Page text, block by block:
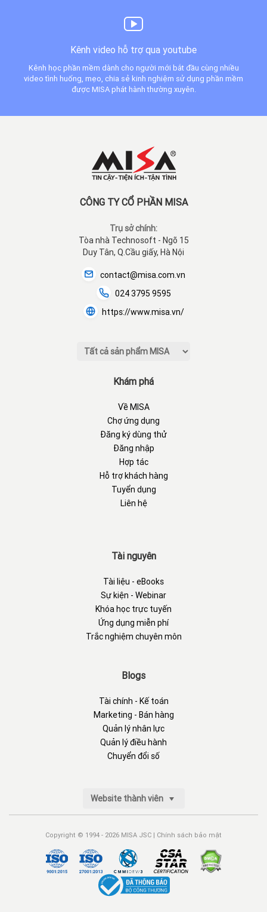
Kênh video hỗ trợ qua youtube
Kênh học phần mềm dành cho người mới bắt đầu cùng nhiều
video tình huống, mẹo, chia sẻ kinh nghiệm sử dụng phần mềm
được MISA phát hành thường xuyên.
CÔNG TY CỔ PHẦN MISA
Trụ sở chính:
Tòa nhà Technosoft - Ngõ 15
Duy Tân, Q.Cầu giấy, Hà Nội
contact@misa.com.vn
024 3795 9595
https://www.misa.vn/
Khám phá
Về MISA
Chợ ứng dụng
Đăng ký dùng thử
Đăng nhập
Hợp tác
Hỗ trợ khách hàng
Tuyển dụng
Liên hệ
Tài nguyên
Tài liệu - eBooks
Sự kiện - Webinar
Khóa học trực tuyến
Ứng dụng miễn phí
Trắc nghiệm chuyên môn
Blogs
Tài chính - Kế toán
Marketing - Bán hàng
Quản lý nhân lực
Quản lý điều hành
Chuyển đổi số
Website thành viên
Copyright © 1994 - 2026 MISA JSC | Chính sách bảo mật